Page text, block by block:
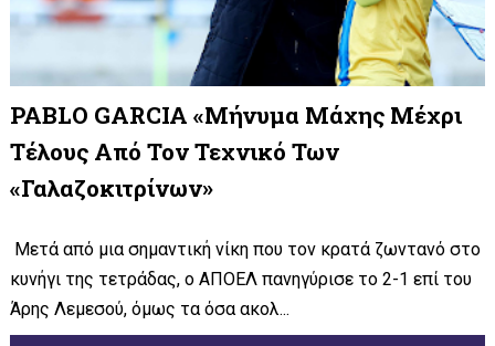
PABLO GARCIA «Μήνυμα Μάχης Μέχρι
Τέλους Από Τον Τεχνικό Των
«γαλαζοκιτρίνων»
Μετά από μια σημαντική νίκη που τον κρατά ζωντανό στο
κυνήγι της τετράδας, ο ΑΠΟΕΛ πανηγύρισε το 2-1 επί του
Άρης Λεμεσού, όμως τα όσα ακολ...